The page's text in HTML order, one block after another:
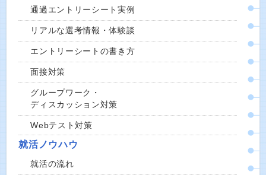
通過エントリーシート実例
リアルな選考情報・体験談
エントリーシートの書き方
面接対策
グループワーク・
ディスカッション対策
Webテスト対策
就活ノウハウ
就活の流れ